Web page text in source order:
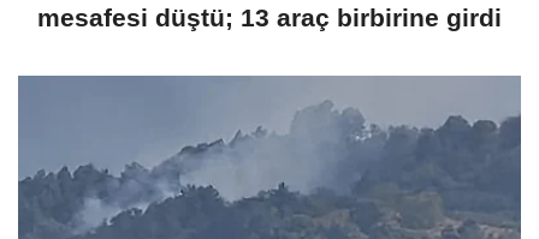
mesafesi düştü; 13 araç birbirine girdi